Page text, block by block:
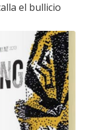
el bullicio